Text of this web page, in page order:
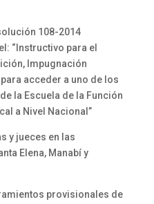
108-2014
“Instructivo para el
Impugnación
acceder a uno de los
la Escuela de la Función
a Nivel Nacional”
y jueces en las
Elena, Manabí y
provisionales de